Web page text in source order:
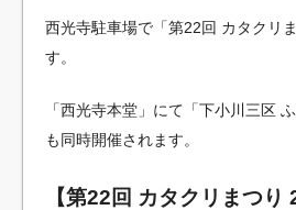
西光寺駐車場で「第22回 カタクリ
す。
「西光寺本堂」にて「下小川三区
も同時開催されます。
【第22回 カタクリまつり